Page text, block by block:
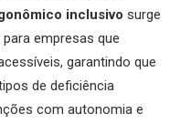
inclusivo surge
empresas que
garantindo que
de deficiência
com autonomia e